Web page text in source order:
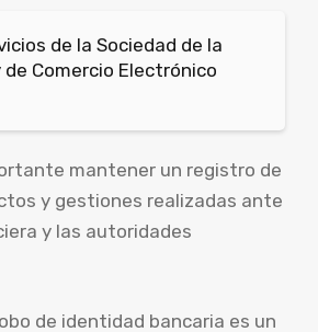
de la Sociedad de la
Comercio Electrónico
mantener un registro de
y gestiones realizadas ante
y las autoridades
de identidad bancaria es un